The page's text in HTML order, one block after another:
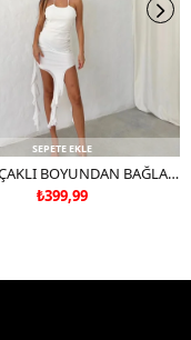
SEPETE EKLE
ETEK SAÇAKLI BOYUNDAN BAĞLAMALI TÜL ASTARLI ELBİSE BEYAZ
₺399,99